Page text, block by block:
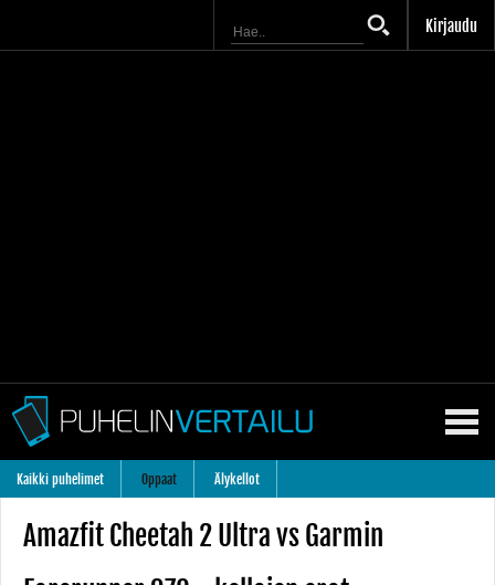
Kirjaudu
Kaikki puhelimet Oppaat Älykellot
Amazfit Cheetah 2 Ultra vs Garmin